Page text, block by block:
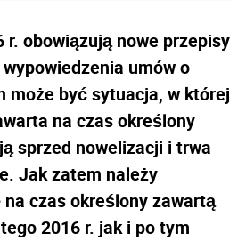
r. obowiązują nowe przepisy
umów o
może być sytuacja, w której
na czas określony
sprzed nowelizacji i trwa
Jak zatem należy
czas określony zawartą
2016 r. jak i po tym